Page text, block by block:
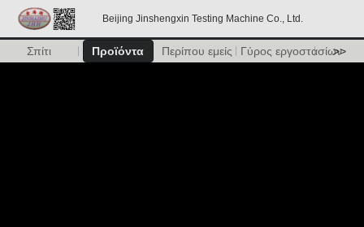
Beijing Jinshengxin Testing Machine Co., Ltd.
Σπίτι Προϊόντα Περίπου εμείς Γύρος εργοστασίων
>>